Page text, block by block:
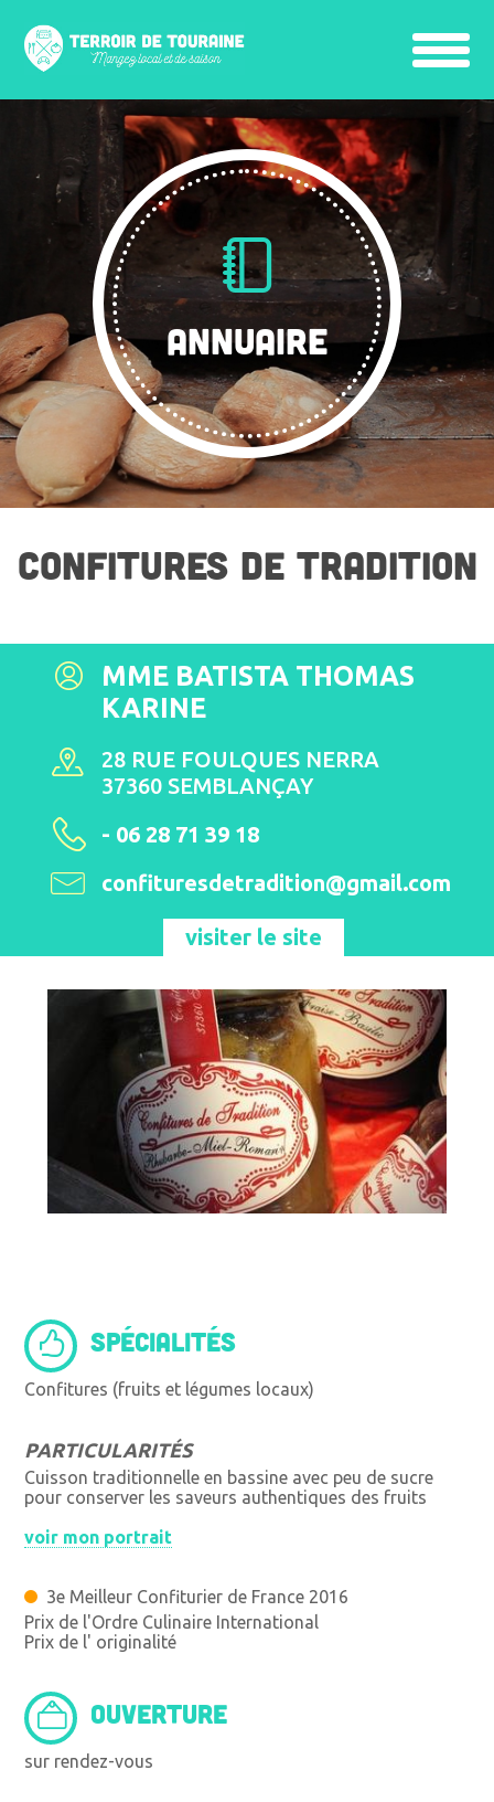
ANNUAIRE
CONFITURES DE TRADITION
MME BATISTA THOMAS
KARINE
28 RUE FOULQUES NERRA
37360 SEMBLANÇAY
- 06 28 71 39 18
confituresdetradition@gmail.com
visiter le site
SPÉCIALITÉS
Confitures (fruits et légumes locaux)
PARTICULARITÉS
Cuisson traditionnelle en bassine avec peu de sucre
pour conserver les saveurs authentiques des fruits
voir mon portrait
3e Meilleur Confiturier de France 2016
Prix de l'Ordre Culinaire International
Prix de l' originalité
OUVERTURE
sur rendez-vous